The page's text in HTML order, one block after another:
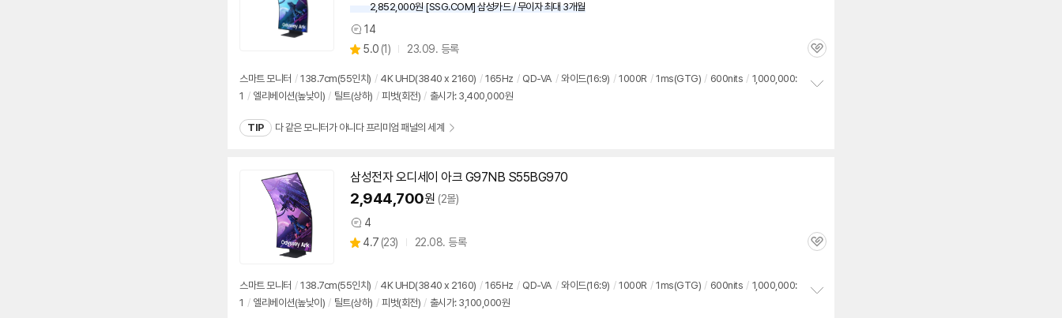
2,852,000원 [SSG.COM] 삼성카드 / 무이자 최대 3개월
상
품
견
14
별
점
5.0 (상
리
뷰
1) 23.09. 등록
관
스마트모니터 / 138.7cm(55인치) / 4K UHD(3840 x 2160) / 165Hz / QD-VA / 와이드(16:9) / 1000R / 1ms(GTG) / 600nits / 1,000,000:
1 / 엘리베이션(높낮이) / 틸트(상하) / 피벗(회전) / 출시가: 3,400,000원
TIP 다 같은 모니터가 아니다 프리미엄 패널의 세계
삼성전자 오디세이 아크 G97NB S55BG970
2,944,700원 (2몰)
상
품
4
별
4.7 (상
23) 22.08. 등록
관
스마트모니터 / 138.7cm(55인치) / 4K UHD(3840 x 2160) / 165Hz / QD-VA / 와이드(16:9) / 1000R / 1ms(GTG) / 600nits / 1,000,000:
1 / 엘리베이션(높낮이) / 틸트(상하) / 피벗(회전) / 출시가: 3,100,000원